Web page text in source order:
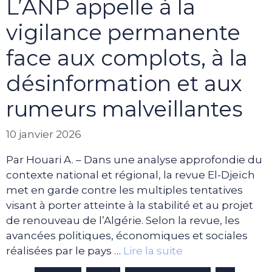
L’ANP appelle à la
vigilance permanente
face aux complots, à la
désinformation et aux
rumeurs malveillantes
10 janvier 2026
Par Houari A. – Dans une analyse approfondie du
contexte national et régional, la revue El-Djeïch
met en garde contre les multiples tentatives
visant à porter atteinte à la stabilité et au projet
de renouveau de l’Algérie. Selon la revue, les
avancées politiques, économiques et sociales
réalisées par le pays … Lire la suite